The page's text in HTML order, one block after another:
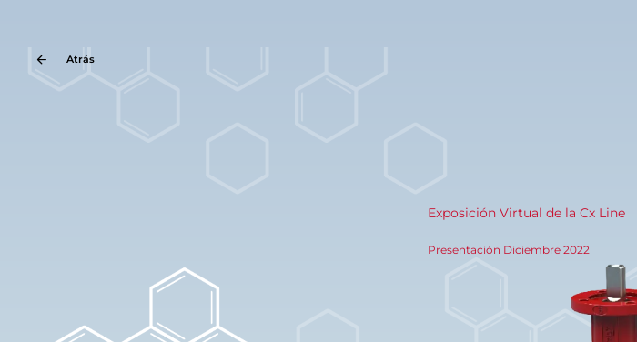
Exposición Virtual de la Cx Line
Presentación Diciembre 2022
Atrás